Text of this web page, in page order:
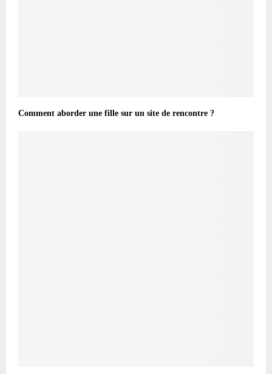
Comment aborder une fille sur un site de rencontre ?